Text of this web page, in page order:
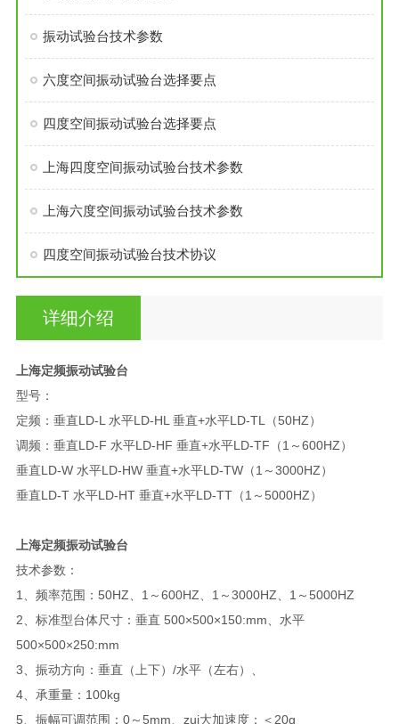
振动试验台技术参数
六度空间振动试验台选择要点
四度空间振动试验台选择要点
上海四度空间振动试验台技术参数
上海六度空间振动试验台技术参数
四度空间振动试验台技术协议
详细介绍
上海定频振动试验台
型号：
定频：垂直LD-L 水平LD-HL 垂直+水平LD-TL（50HZ）
调频：垂直LD-F 水平LD-HF 垂直+水平LD-TF（1～600HZ）
垂直LD-W 水平LD-HW 垂直+水平LD-TW（1～3000HZ）
垂直LD-T 水平LD-HT 垂直+水平LD-TT（1～5000HZ）
上海定频振动试验台
技术参数：
1、频率范围：50HZ、1～600HZ、1～3000HZ、1～5000HZ
2、标准型台体尺寸：垂直 500×500×150:mm、水平
500×500×250:mm
3、振动方向：垂直（上下）/水平（左右）、
4、承重量：100kg
5、振幅可调范围：0～5mm、zui大加速度：＜20g